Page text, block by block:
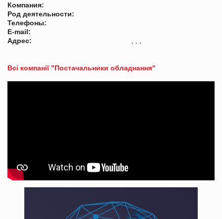
Компания:
Род деятельности:
Телефоны:
E-mail:
Адрес:
Всі компанії "Постачальники обладнання"